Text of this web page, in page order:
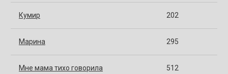
Кумир 202
Марина 295
Мне мама тихо говорила 512